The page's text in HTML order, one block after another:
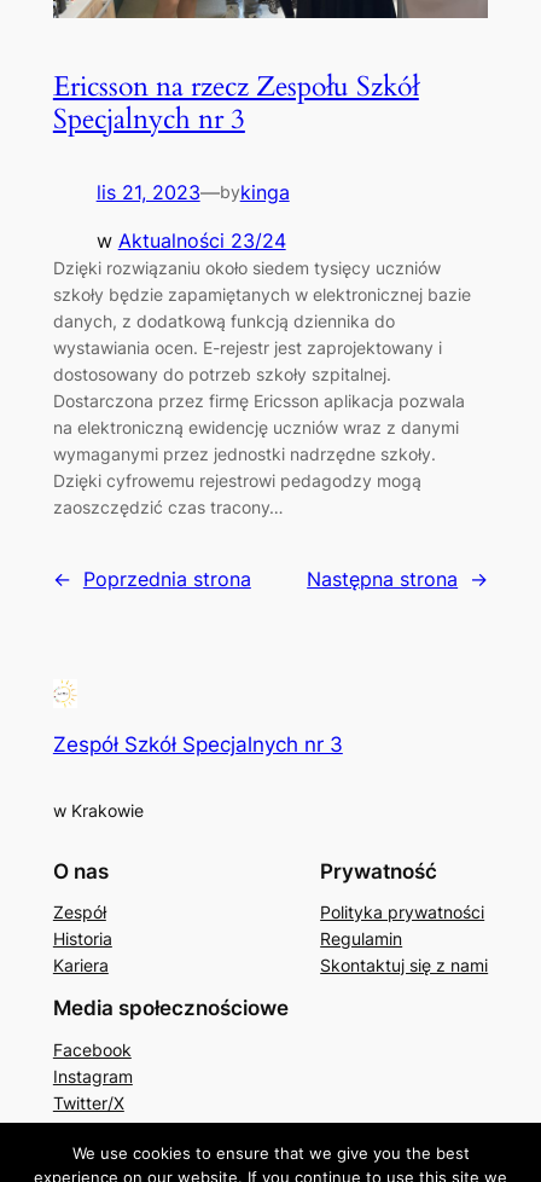
Ericsson na rzecz Zespołu Szkół
Specjalnych nr 3
lis 21, 2023—bykinga
w Aktualności 23/24
Dzięki rozwiązaniu około siedem tysięcy uczniów
szkoły będzie zapamiętanych w elektronicznej bazie
danych, z dodatkową funkcją dziennika do
wystawiania ocen. E-rejestr jest zaprojektowany i
dostosowany do potrzeb szkoły szpitalnej.
Dostarczona przez firmę Ericsson aplikacja pozwala
na elektroniczną ewidencję uczniów wraz z danymi
wymaganymi przez jednostki nadrzędne szkoły.
Dzięki cyfrowemu rejestrowi pedagodzy mogą
zaoszczędzić czas tracony…
← Poprzednia strona Następna strona →
Zespół Szkół Specjalnych nr 3
w Krakowie
O nas
Zespół
Historia
Kariera
Prywatność
Polityka prywatności
Regulamin
Skontaktuj się z nami
Media społecznościowe
Facebook
Instagram
Twitter/X
We use cookies to ensure that we give you the best
experience on our website. If you continue to use this site we